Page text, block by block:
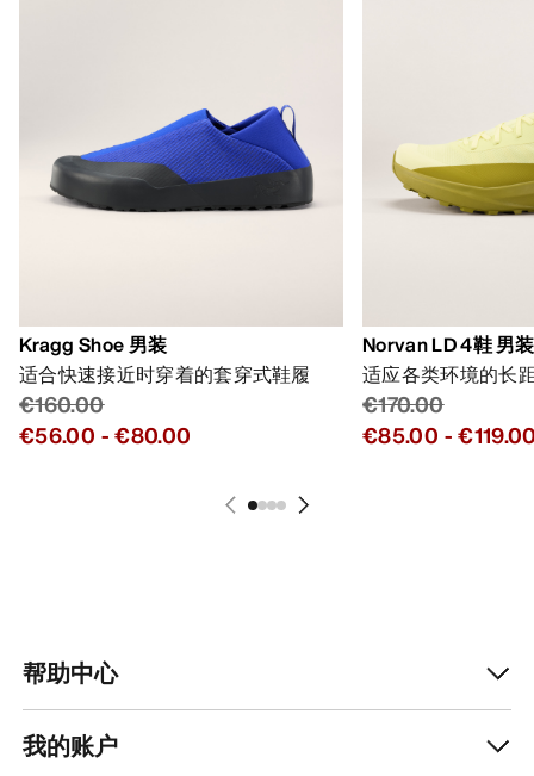
Kragg Shoe 男装
适合快速接近时穿着的套穿式鞋履
€160.00
€56.00 -€80.00
Norvan LD 4鞋 男装
适应各类环境的长
€170.00
€85.00 -
帮助中心
我的账户